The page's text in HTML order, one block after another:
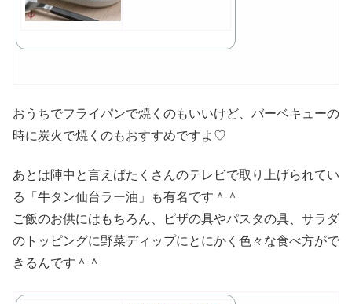
おうちでフライパンで焼くのもいいけど、バーベキューの
時に炭火で焼くのもおすすめですよ♡
あとは陣中と言えばたくさんのテレビで取り上げられてい
る「牛タン仙台ラー油」も有名です＾＾
ご飯のお供にはもちろん、ピザの具やパスタの具、サラダ
のトッピングに野菜ディップにとにかく色々な食べ方がで
きるんです＾＾